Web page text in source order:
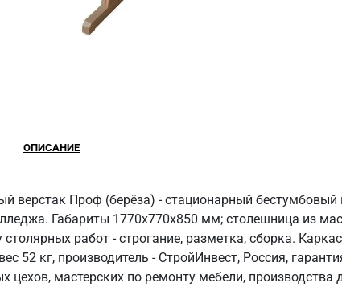
ОПИСАНИЕ
верстак Проф (берёза) - стационарный
Габариты 1770х770х850 мм; столешница из
работ - строгание, разметка, сборка.
52 кг, производитель - СтройИнвест, Россия,
цехов, мастерских по ремонту мебели,